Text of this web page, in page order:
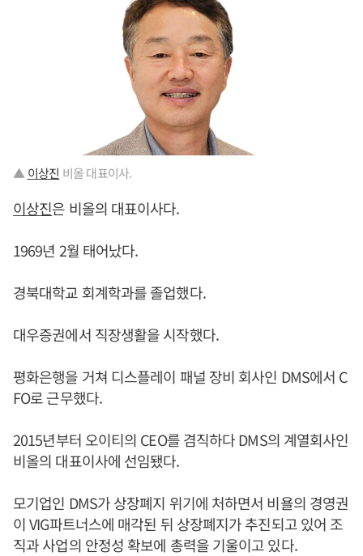
▲ 이상진 비올 대표이사.
이상진은 비올의 대표이사다.
1969년 2월 태어났다.
경북대학교 회계학과를 졸업했다.
대우증권에서 직장생활을 시작했다.
평화은행을 거쳐 디스플레이 패널 장비 회사인 DMS에서 C
FO로 근무했다.
2015년부터 오이티의 CEO를 겸직하다 DMS의 계열회사인
비올의 대표이사에 선임됐다.
모기업인 DMS가 상장폐지 위기에 처하면서 비욜의 경영권
이 VIG파트너스에 매각된 뒤 상장폐지가 추진되고 있어 조
직과 사업의 안정성 확보에 총력을 기울이고 있다.